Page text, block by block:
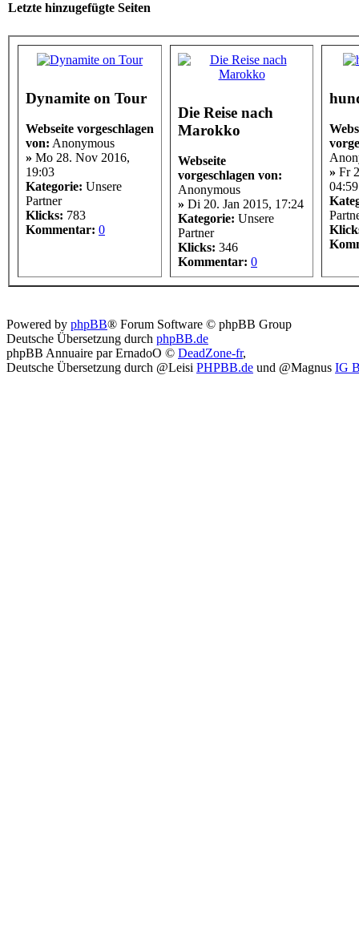
Letzte hinzugefügte Seiten
Dynamite on Tour
Webseite vorgeschlagen
von: Anonymous
» Mo 28. Nov 2016,
19:03
Kategorie: Unsere
Partner
Klicks: 783
Kommentar: 0
Die Reise nach
Marokko
Webseite
vorgeschlagen von:
Anonymous
» Di 20. Jan 2015, 17:24
Kategorie: Unsere
Partner
Klicks: 346
Kommentar: 0
» Fr
04:59
Powered by phpBB® Forum Software © phpBB Group
Deutsche Übersetzung durch phpBB.de
phpBB Annuaire par ErnadoO © DeadZone-fr,
Deutsche Übersetzung durch @Leisi PHPBB.de und @Magnus IG